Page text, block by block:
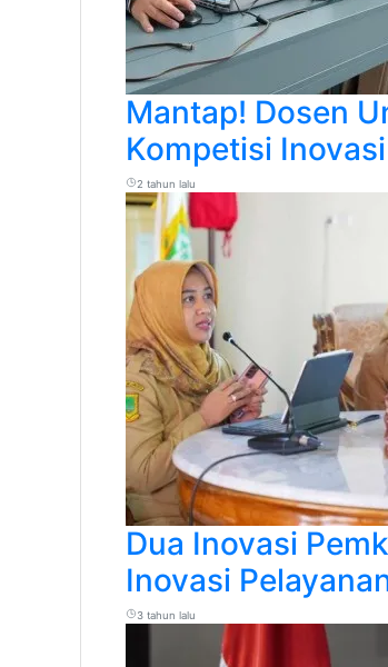
Mantap! Dosen
Kompetisi
2 tahun lalu
Dua Inovasi
Inovasi
3 tahun lalu